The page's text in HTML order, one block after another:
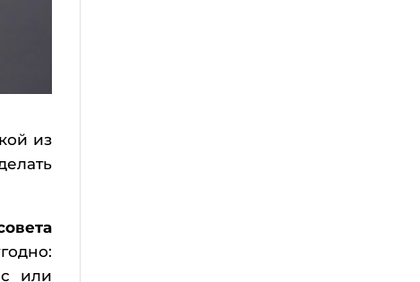
из
или